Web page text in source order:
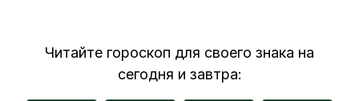
Читайте гороскоп для своего знака на
сегодня и завтра: